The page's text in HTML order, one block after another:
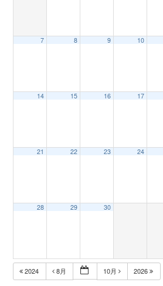
7 8 9 10
14 15 16 17
21 22 23 24
28 29 30
2024 8月 10月 2026